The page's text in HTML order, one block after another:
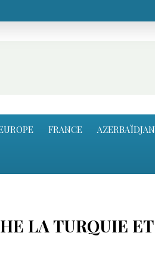
FRANCE AZERBAÏDJAN
LA TURQUIE ET